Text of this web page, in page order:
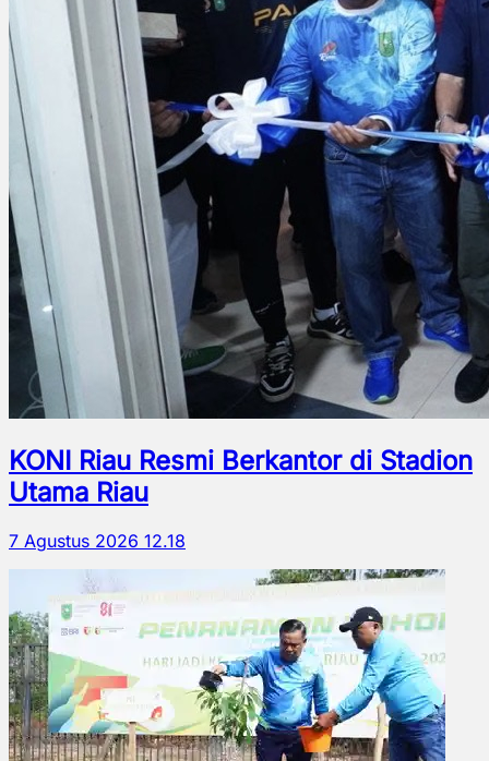
KONI Riau Resmi Berkantor di Stadion
Utama Riau
7 Agustus 2026 12.18